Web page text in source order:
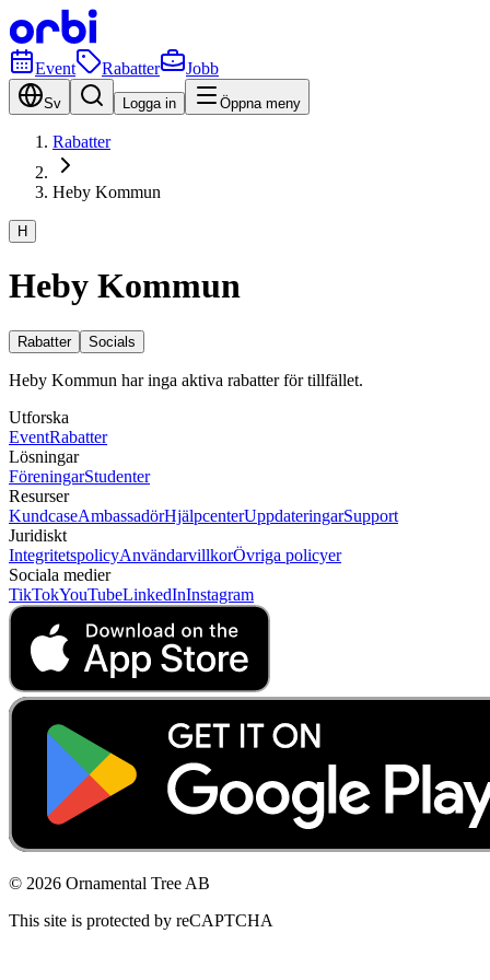
Event Rabatter Jobb
Sv Logga in Öppna meny
Rabatter
Heby Kommun
H
Heby Kommun
Rabatter Socials
Heby Kommun har inga aktiva rabatter för tillfället.
Utforska
EventRabatter
Lösningar
FöreningarStudenter
Resurser
KundcaseAmbassadörHjälpcenterUppdateringarSupport
Juridiskt
IntegritetspolicyAnvändarvillkorÖvriga policyer
Sociala medier
TikTokYouTubeLinkedInInstagram
© 2026 Ornamental Tree AB
This site is protected by reCAPTCHA